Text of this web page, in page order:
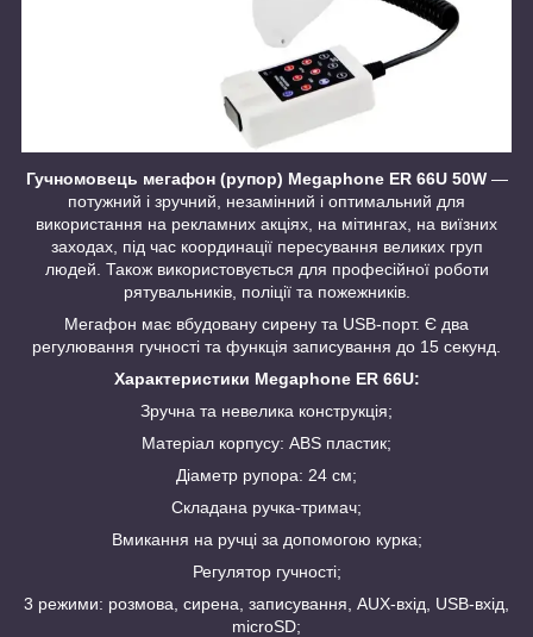
Гучномовець мегафон (рупор) Megaphone ER 66U 50W—
потужний і зручний, незамінний і оптимальний для
використання на рекламних акціях, на мітингах, на виїзних
заходах, під час координації пересування великих груп
людей. Також використовується для професійної роботи
рятувальників, поліції та пожежників.
Мегафон має вбудовану сирену та USB-порт. Є два
регулювання гучності та функція записування до 15 секунд.
Характеристики Megaphone ER 66U:
Зручна та невелика конструкція;
Матеріал корпусу: ABS пластик;
Діаметр рупора: 24 см;
Складана ручка-тримач;
Вмикання на ручці за допомогою курка;
Регулятор гучності;
3 режими: розмова, сирена, записування, AUX-вхід, USB-вхід,
microSD;